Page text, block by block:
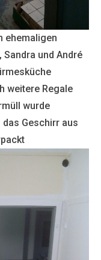
ehemaligen
und André
weitere Regale
wurde
das Geschirr aus